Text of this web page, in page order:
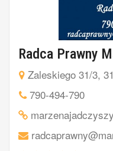
Radca Prawny
Zaleskiego 31/3,
790-494-790